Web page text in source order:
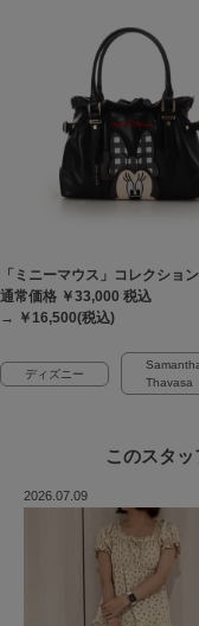
「ミニーマウス」コレクショ
通常価格 ￥33,000 税込
→ ￥16,500(税込)
ディズニー
Thavasa
このスタッ
2026.07.09